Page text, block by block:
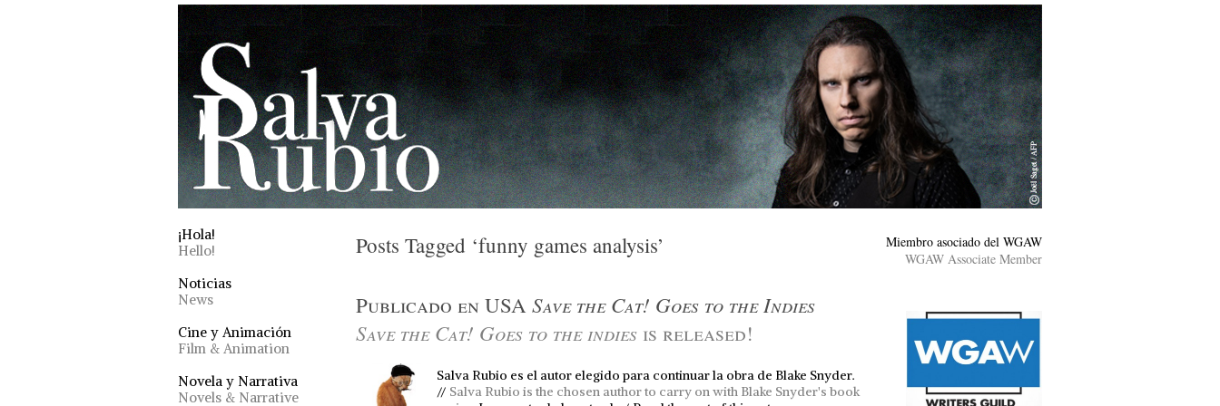
¡Hola!
Hello!
Noticias
News
Cine y Animación
Film & Animation
Novela y Narrativa
Novels & Narrative
Posts Tagged ‘funny games analysis’
Publicado en USA Save the Cat! Goes to the Indies
Save the Cat! Goes to the indies is released!
Salva Rubio es el autor elegido para continuar la obra de Blake Snyder.
// Salva Rubio is the chosen author to carry on with Blake Snyder's book
Miembro asociado del WGAW
WGAW Associate Member